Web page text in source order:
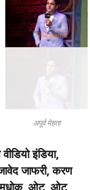
अपूर्व मेहता
इंडिया,
जाफरी, करण
मधोक, ओट, ओट